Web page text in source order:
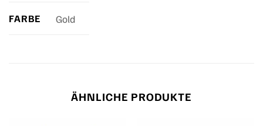
FARBE Gold
ÄHNLICHE PRODUKTE